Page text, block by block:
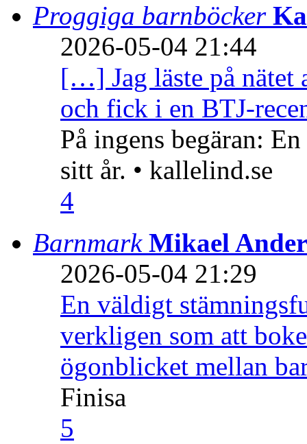
Proggiga barnböcker
2026-05-04 21:44
[…] Jag läste på nätet
och fick i en BTJ-
På ingens begäran:
sitt år. • kallelind.se
4
Barnmark Mikael
2026-05-04 21:29
En väldigt
verkligen som att
ögonblicket mellan
Finisa
5